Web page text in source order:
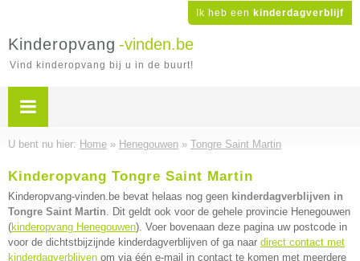
Ik heb een kinderdagverblijf
Kinderopvang -vinden.be
Vind kinderopvang bij u in de buurt!
U bent nu hier: Home » Henegouwen » Tongre Saint Martin
Kinderopvang Tongre Saint Martin
Kinderopvang-vinden.be bevat helaas nog geen kinderdagverblijven in
Tongre Saint Martin. Dit geldt ook voor de gehele provincie Henegouwen
(kinderopvang Henegouwen). Voer bovenaan deze pagina uw postcode in
voor de dichtstbijzijnde kinderdagverblijven of ga naar direct contact met
kinderdagverblijven om via één e-mail in contact te komen met meerdere